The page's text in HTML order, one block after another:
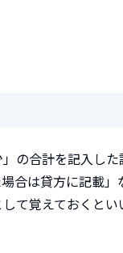
の合計を記入し
合は貸方に記載
て覚えておくと